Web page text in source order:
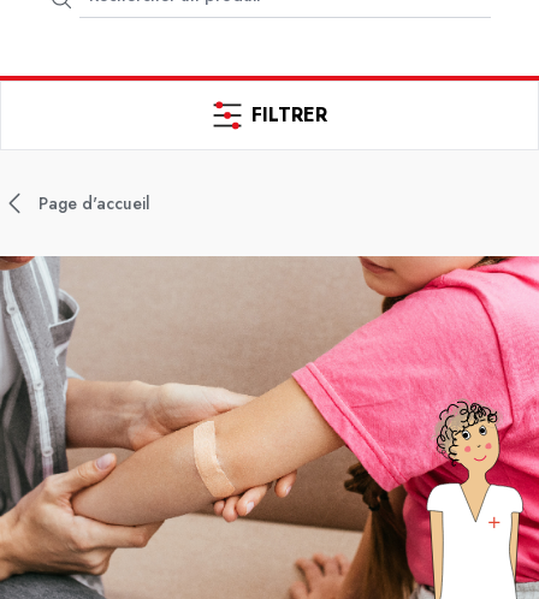
FILTRER
Page d'accueil